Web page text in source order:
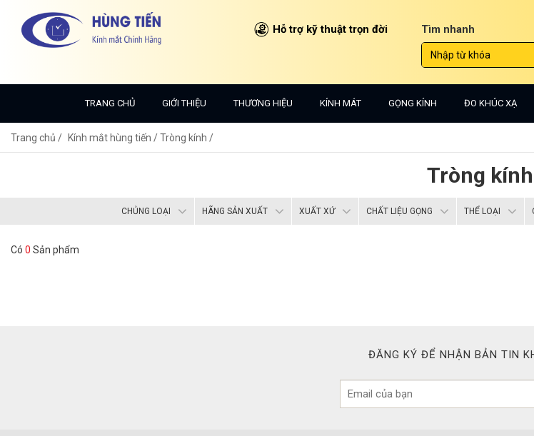
Hỗ trợ kỹ thuật trọn đời Tìm nhanh
TRANG CHỦ GIỚI THIỆU THƯƠNG HIỆU KÍNH MÁT GỌNG KÍNH ĐO KHÚC XẠ
Trang chủ Kính mắt hùng tiến /Tròng kính /
Tròng kính
CHỦNG LOẠI HÃNG SẢN XUẤT XUẤT XỨ CHẤT LIỆU GỌNG THỂ LOẠI
Có 0 Sản phẩm
ĐĂNG KÝ ĐỂ NHẬN BẢN TIN